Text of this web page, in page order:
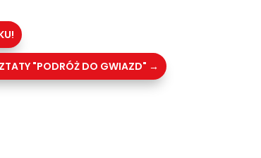
"PODRÓŻ DO GWIAZD" →